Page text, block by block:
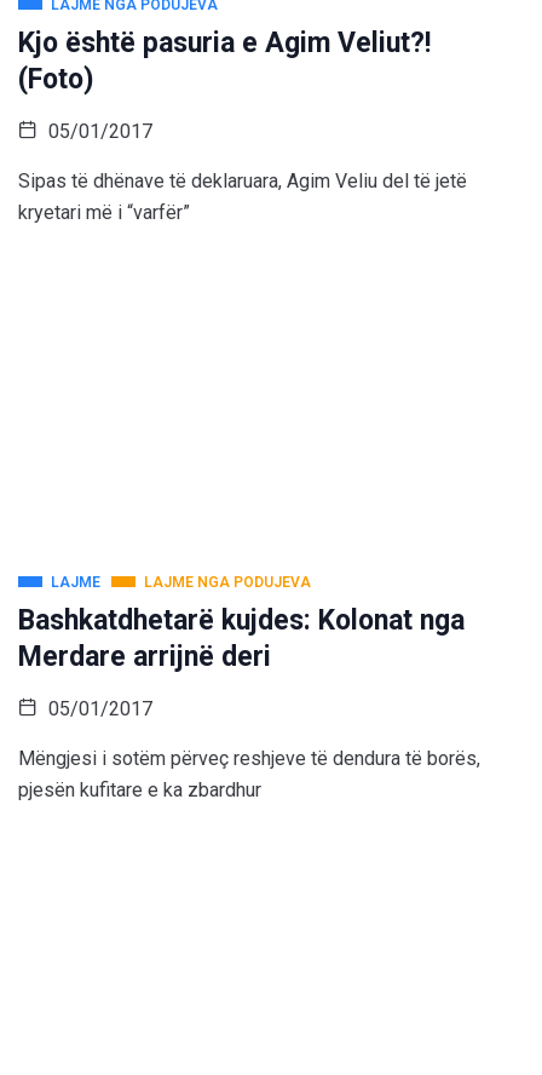
LAJME NGA PODUJEVA
Kjo është pasuria e Agim Veliut?!
(Foto)
05/01/2017
Sipas të dhënave të deklaruara, Agim Veliu del të jetë
kryetari më i “varfër”
LAJME LAJME NGA PODUJEVA
Bashkatdhetarë kujdes: Kolonat nga
Merdare arrijnë deri
05/01/2017
Mëngjesi i sotëm përveç reshjeve të dendura të borës,
pjesën kufitare e ka zbardhur